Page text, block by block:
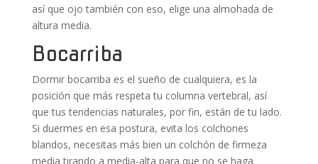
así que ojo también con eso, elige una almohada de
altura media.
Bocarriba
Dormir bocarriba es el sueño de cualquiera, es la
posición que más respeta tu columna vertebral, así
que tus tendencias naturales, por fin, están de tu lado.
Si duermes en esa postura, evita los colchones
blandos, necesitas más bien un colchón de firmeza
media tirando a media-alta para que no se haga